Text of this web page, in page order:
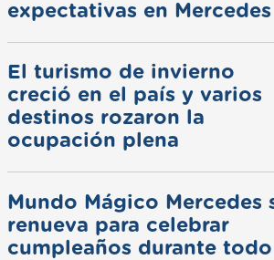
expectativas en Mercedes
El turismo de invierno
creció en el país y varios
destinos rozaron la
ocupación plena
Mundo Mágico Mercedes
renueva para celebrar
cumpleaños durante